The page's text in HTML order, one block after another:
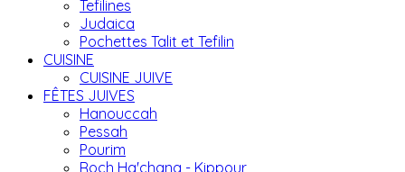
Tefilines
Judaica
Pochettes Talit et Tefilin
CUISINE
CUISINE JUIVE
FÊTES JUIVES
Hanouccah
Pessah
Pourim
Roch Ha'chana - Kippour